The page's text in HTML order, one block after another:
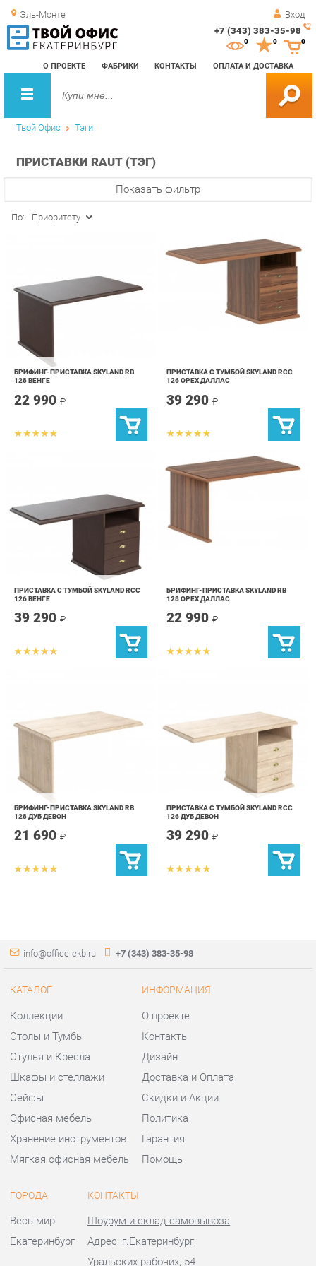
Эль-Монте Вход
+7 (343) 383-35-98
О ПРОЕКТЕ ФАБРИКИ КОНТАКТЫ ОПЛАТА И ДОСТАВКА
0 0
Твой Офис Тэги
ПРИСТАВКИ RAUT (ТЭГ)
БРИФИНГ-ПРИСТАВКА SKYLAND RB
128 ВЕНГЕ
22 990 39 290₽
ПРИСТАВКА С ТУМБОЙ SKYLAND RCC
39 290₽ 22 990₽
БРИФИНГ-ПРИСТАВКА SKYLAND RB
128 ДУБ ДЕВОН
21 690₽
ПРИСТАВКА С ТУМБОЙ SKYLAND RCC
39 290₽
КАТАЛОГ
Столы и Тумбы
Стулья и Кресла
Шкафы и стеллажи
Сейфы
Офисная мебель
Хранение инструментов
Мягкая офисная мебель
ИНФОРМАЦИЯ
Контакты
Дизайн
Доставка и Оплата
Скидки и Акции
Политика
Гарантия
Помощь
ГОРОДА
Екатеринбург
КОНТАКТЫ
Адрес: г.Екатеринбург,
Часы работы: